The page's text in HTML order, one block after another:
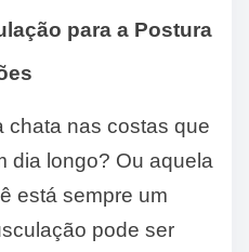
para a Postura
chata nas costas que
dia longo? Ou aquela
está sempre um
pode ser